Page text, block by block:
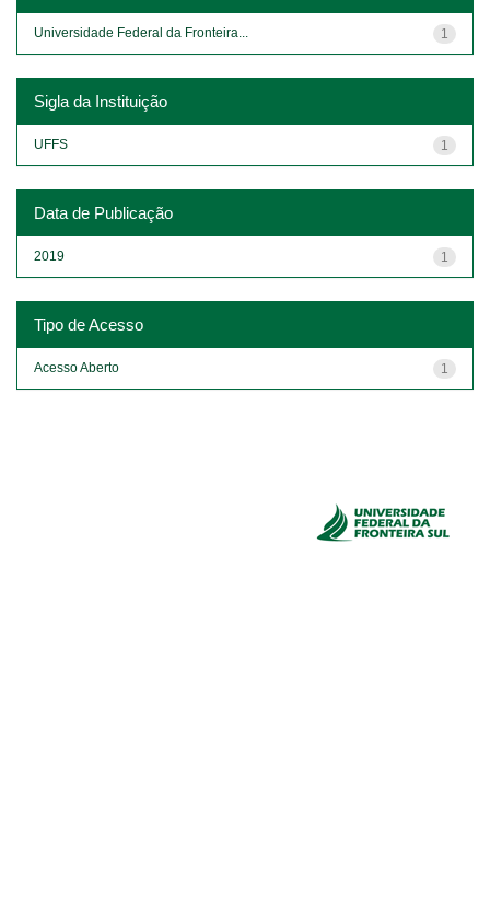
1
Universidade Federal da Fronteira...
Sigla da Instituição
1
UFFS
Data de Publicação
1
2019
Tipo de Acesso
1
Acesso Aberto